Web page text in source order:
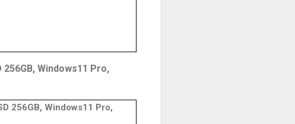
256GB, Windows11 Pro,
256GB, Windows11 Pro,